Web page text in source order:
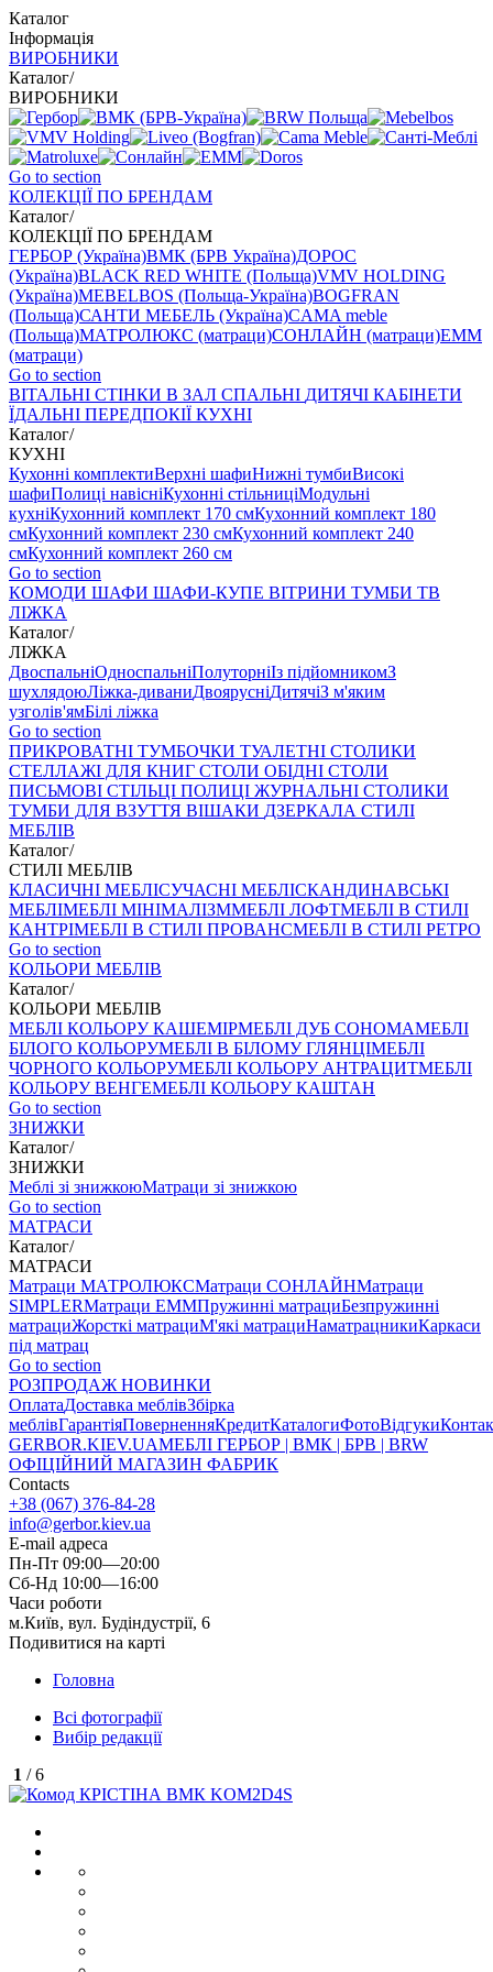
Каталог
Інформація
ВИРОБНИКИ
Каталог/
ВИРОБНИКИ
Go to section
КОЛЕКЦІЇ ПО БРЕНДАМ
Каталог/
КОЛЕКЦІЇ ПО БРЕНДАМ
ГЕРБОР (Україна)ВМК (БРВ Україна)ДОРОС
(Україна)BLACK RED WHITE (Польща)VMV HOLDING
(Україна)MEBELBOS (Польща-Україна)BOGFRAN
(Польща)САНТИ МЕБЕЛЬ (Україна)CAMA meble
(Польща)МАТРОЛЮКС (матраци)СОНЛАЙН (матраци)EMM
(матраци)
Go to section
ВIТАЛЬНI СТІНКИ В ЗАЛ СПАЛЬНІ ДИТЯЧІ КАБІНЕТИ
ЇДАЛЬНI ПЕРЕДПОКІЇ КУХНІ
Каталог/
КУХНІ
Кухонні комплектиВерхні шафиНижні тумбиВисокі
шафиПолиці навісніКухонні стільниціМодульні
кухніКухонний комплект 170 смКухонний комплект 180
смКухонний комплект 230 смКухонний комплект 240
смКухонний комплект 260 см
Go to section
КОМОДИ ШАФИ ШАФИ-КУПЕ ВІТРИНИ ТУМБИ ТВ
ЛІЖКА
Каталог/
ЛІЖКА
ДвоспальніОдноспальніПолуторніІз підйомникомЗ
шухлядоюЛіжка-диваниДвоярусніДитячіЗ м'яким
узголів'ямБілі ліжка
Go to section
ПРИКРОВАТНІ ТУМБОЧКИ ТУАЛЕТНІ СТОЛИКИ
СТЕЛЛАЖІ ДЛЯ КНИГ СТОЛИ ОБІДНІ СТОЛИ
ПИСЬМОВІ СТІЛЬЦI ПОЛИЦІ ЖУРНАЛЬНІ СТОЛИКИ
ТУМБИ ДЛЯ ВЗУТТЯ ВІШАКИ ДЗЕРКАЛА СТИЛІ
МЕБЛІВ
Каталог/
СТИЛІ МЕБЛІВ
КЛАСИЧНІ МЕБЛІСУЧАСНІ МЕБЛІСКАНДИНАВСЬКІ
МЕБЛІМЕБЛІ МІНІМАЛІЗММЕБЛІ ЛОФТМЕБЛІ В СТИЛІ
КАНТРІМЕБЛІ В СТИЛІ ПРОВАНСМЕБЛІ В СТИЛІ РЕТРО
Go to section
КОЛЬОРИ МЕБЛІВ
Каталог/
КОЛЬОРИ МЕБЛІВ
МЕБЛІ КОЛЬОРУ КАШЕМІРМЕБЛІ ДУБ СОНОМАМЕБЛІ
БІЛОГО КОЛЬОРУМЕБЛІ В БІЛОМУ ГЛЯНЦІМЕБЛІ
ЧОРНОГО КОЛЬОРУМЕБЛІ КОЛЬОРУ АНТРАЦИТМЕБЛІ
КОЛЬОРУ ВЕНГЕМЕБЛІ КОЛЬОРУ КАШТАН
Go to section
ЗНИЖКИ
Каталог/
ЗНИЖКИ
Меблі зі знижкоюМатраци зі знижкою
Go to section
МАТРАСИ
Каталог/
МАТРАСИ
Матраци МАТРОЛЮКСМатраци СОНЛАЙНМатраци
SIMPLERМатраци ЕММПружинні матрациБезпружинні
матрациЖорсткі матрациМ'які матрациНаматрацникиКаркаси
під матрац
Go to section
РОЗПРОДАЖ НОВИНКИ
ОплатаДоставка меблівЗбірка
меблівГарантіяПоверненняКредитКаталогиФотоВідгуки
GERBOR.KIEV.UAМЕБЛI ГЕРБОР | ВМК | БРВ | BRW
ОФІЦІЙНИЙ МАГАЗИН ФАБРИК
Contacts
+38 (067) 376-84-28
info@gerbor.kiev.ua
E-mail адреса
Пн-Пт 09:00—20:00
Сб-Нд 10:00—16:00
Часи роботи
м.Київ, вул. Будіндустрії, 6
Подивитися на карті
Головна
Всі фотографії
Вибір редакції
1 / 6